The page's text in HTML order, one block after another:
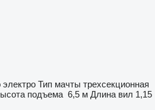
электро Тип мачты трехсекционная
подъема 6,5 м Длина вил 1,15